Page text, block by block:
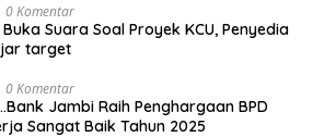
0 Komentar
Suara Soal Proyek KCU, Penyedia
target
0 Komentar
Jambi Raih Penghargaan BPD
Sangat Baik Tahun 2025